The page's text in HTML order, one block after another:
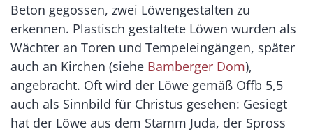
Beton gegossen, zwei Löwengestalten zu
erkennen. Plastisch gestaltete Löwen wurden als
Wächter an Toren und Tempeleingängen, später
auch an Kirchen (siehe Bamberger Dom),
angebracht. Oft wird der Löwe gemäß Offb 5,5
auch als Sinnbild für Christus gesehen: Gesiegt
hat der Löwe aus dem Stamm Juda, der Spross